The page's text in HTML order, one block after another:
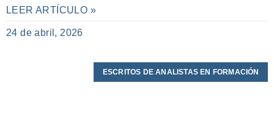
LEER ARTÍCULO »
24 de abril, 2026
ESCRITOS DE ANALISTAS EN FORMACIÓN